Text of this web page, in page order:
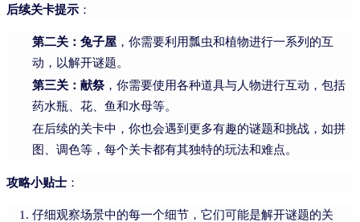
后续关卡提示 ：
第二关：兔子屋 ，你需要利用瓢虫和植物进行一系列的互
动，以解开谜题。
第三关：献祭 ，你需要使用各种道具与人物进行互动，包括
药水瓶、花、鱼和水母等。
在后续的关卡中，你也会遇到更多有趣的谜题和挑战，如拼
图、调色等，每个关卡都有其独特的玩法和难点。
攻略小贴士 ：
仔细观察场景中的每一个细节，它们可能是解开谜题的关